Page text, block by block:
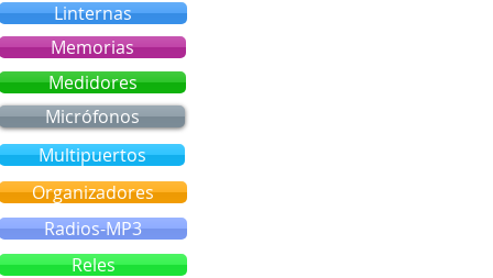
Linternas
Memorias
Medidores
Micrófonos
Multipuertos
Organizadores
Radios-MP3
Reles